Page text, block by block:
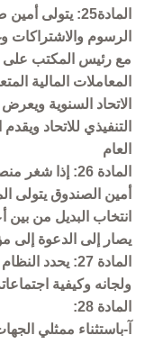
المادة25:
الرسوم والاشتراكات
مع رئيس المكتب على
المعاملات المالية
الاتحاد السنوية
التنفيذي للاتحاد
العام
المادة 26:
أمين الصندوق يتولى
انتخاب البديل من
يصار إلى الدعوة إلى
المادة 27:
ولجانه وكيفية
المادة 28:
آ-باستثناء ممثلي